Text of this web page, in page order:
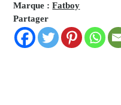
Marque :Fatboy
Partager